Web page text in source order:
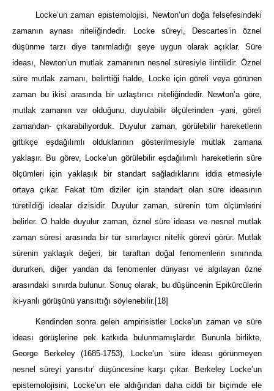
Locke’un zaman epistemolojisi, Newton’un doğa felsefesindeki
zamanın aynası niteliğindedir. Locke süreyi, Descartes’in öznel
düşünme tarzı diye tanımladığı şeye uygun olarak açıklar. Süre
ideası, Newton’un mutlak zamanının nesnel süresiyle ilintilidir. Öznel
süre mutlak zamanı, belirttiği halde, Locke için göreli veya görünen
zaman bu ikisi arasında bir uzlaştırıcı niteliğindedir. Newton’a göre,
mutlak zamanın var olduğunu, duyulabilir ölçülerinden -yani, göreli
zamandan- çıkarabiliyorduk. Duyulur zaman, görülebilir hareketlerin
gittikçe eşdağılımlı olduklarının gösterilmesiyle mutlak zamana
yaklaşır. Bu görev, Locke’un görülebilir eşdağılımlı hareketlerin süre
ölçümleri için yaklaşık bir standart sağladıklarını iddia etmesiyle
ortaya çıkar. Fakat tüm diziler için standart olan süre ideasının
türetildiği idealar dizisidir. Duyulur zaman, sürenin tüm ölçümlerini
belirler. O halde duyulur zaman, öznel süre ideası ve nesnel mutlak
zaman süresi arasında bir tür sınırlayıcı nitelik görevi görür. Mutlak
sürenin yaklaşık değeri, bir taraftan doğal fenomenlerin sınırında
dururken, diğer yandan da fenomenler dünyası ve algılayan özne
arasındaki sınırda bulunur. Sonuç olarak, bu düşüncenin Epikürcülerin
iki-yanlı görüşünü yansıttığı söylenebilir. [18]
Kendinden sonra gelen ampirisistler Locke’un zaman ve süre
ideası görüşlerine pek katkıda bulunmamışlardır. Bununla birlikte,
George Berkeley (1685-1753), Locke’un ‘süre ideası görünmeyen
nesnel süreyi yansıtır’ düşüncesine karşı çıkar. Berkeley Locke’un
epistemolojisini, Locke’un ele aldığından daha ciddi bir biçimde ele